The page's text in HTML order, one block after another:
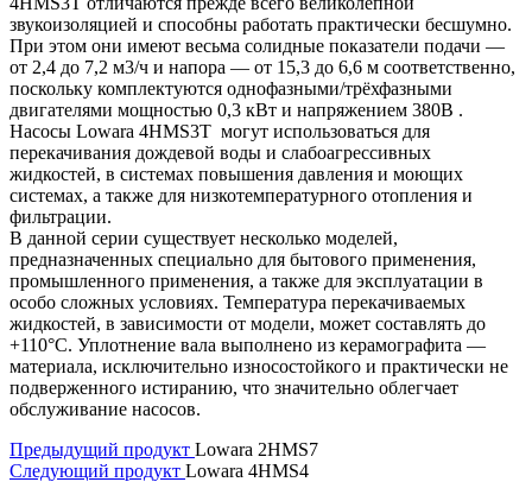
звукоизоляцией и способны работать практически бесшумно.
При этом они имеют весьма солидные показатели подачи —
от 2,4 до 7,2 м3/ч и напора — от 15,3 до 6,6 м соответственно,
поскольку комплектуются однофазными/трёхфазными
двигателями мощностью 0,3 кВт и напряжением 380В .
Насосы Lowara 4HMS3T могут использоваться для
перекачивания дождевой воды и слабоагрессивных
жидкостей, в системах повышения давления и моющих
системах, а также для низкотемпературного отопления и
фильтрации.
В данной серии существует несколько моделей,
предназначенных специально для бытового применения,
промышленного применения, а также для эксплуатации в
особо сложных условиях. Температура перекачиваемых
жидкостей, в зависимости от модели, может составлять до
+110°C. Уплотнение вала выполнено из керамографита —
материала, исключительно износостойкого и практически не
подверженного истиранию, что значительно облегчает
обслуживание насосов.
Предыдущий продукт Lowara 2HMS7
Следующий продукт Lowara 4HMS4